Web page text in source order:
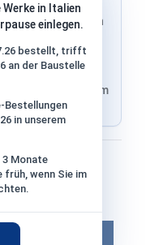
in Italien
einlegen.
bestellt, trifft
an der Baustelle
Bestellungen
in unserem
3 Monate
wenn Sie im
übernommen
finalen Schritt im
Skonto